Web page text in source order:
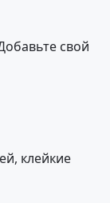
свой
клейкие